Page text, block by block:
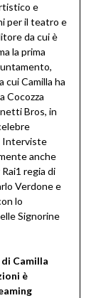
e
per il teatro e
da cui è
la prima
cui Camilla ha
Cocozza
Bros, in
Interviste
anche
regia di
Verdone e
lo
Signorine
Camilla
è